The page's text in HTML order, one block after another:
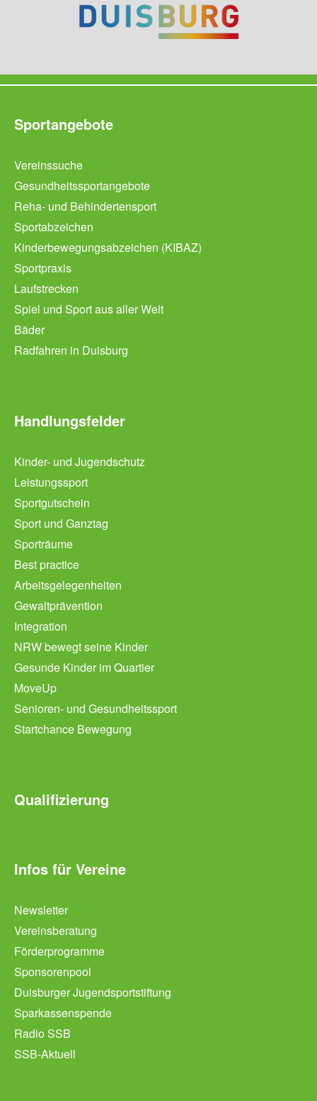
Sportangebote
Vereinssuche
Gesundheitssportangebote
Reha- und Behindertensport
Sportabzeichen
Kinderbewegungsabzeichen (KIBAZ)
Sportpraxis
Laufstrecken
Spiel und Sport aus aller Welt
Bäder
Radfahren in Duisburg
Handlungsfelder
Kinder- und Jugendschutz
Leistungssport
Sportgutschein
Sport und Ganztag
Sporträume
Best practice
Arbeitsgelegenheiten
Gewaltprävention
Integration
NRW bewegt seine Kinder
Gesunde Kinder im Quartier
MoveUp
Senioren- und Gesundheitssport
Startchance Bewegung
Qualifizierung
Infos für Vereine
Newsletter
Vereinsberatung
Förderprogramme
Sponsorenpool
Duisburger Jugendsportstiftung
Sparkassenspende
Radio SSB
SSB-Aktuell